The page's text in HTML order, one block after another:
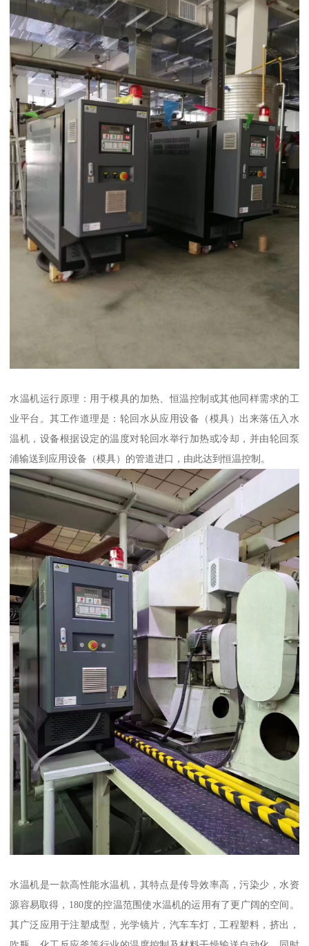
水温机运行原理：用于模具的加热、恒温控制或其他同样需求的工
业平台。其工作道理是：轮回水从应用设备（模具）出来落伍入水
温机，设备根据设定的温度对轮回水举行加热或冷却，并由轮回泵
浦输送到应用设备（模具）的管道进口，由此达到恒温控制。
水温机是一款高性能水温机，其特点是传导效率高，污染少，水资
源容易取得，180度的控温范围使水温机的运用有了更广阔的空间。
其广泛应用于注塑成型，光学镜片，汽车车灯，工程塑料，挤出，